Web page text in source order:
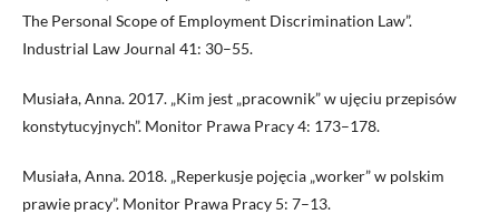
The Personal Scope of Employment Discrimination Law”.
Industrial Law Journal 41: 30–55.
Musiała, Anna. 2017. „Kim jest „pracownik” w ujęciu przepisów
konstytucyjnych”. Monitor Prawa Pracy 4: 173–178.
Musiała, Anna. 2018. „Reperkusje pojęcia „worker” w polskim
prawie pracy”. Monitor Prawa Pracy 5: 7–13.